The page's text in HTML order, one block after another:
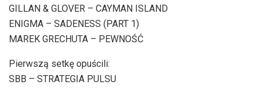
GILLAN & GLOVER – CAYMAN ISLAND
ENIGMA – SADENESS (PART 1)
MAREK GRECHUTA – PEWNOŚĆ
Pierwszą setkę opuścili:
SBB – STRATEGIA PULSU